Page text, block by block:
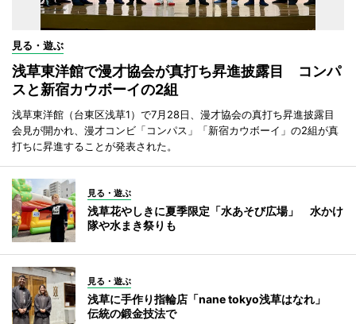
見る・遊ぶ
浅草東洋館で漫才協会が真打ち昇進披露目 コンパ
スと新宿カウボーイの2組
浅草東洋館（台東区浅草1）で7月28日、漫才協会の真打ち昇進披露目
会見が開かれ、漫才コンビ「コンパス」「新宿カウボーイ」の2組が真
打ちに昇進することが発表された。
見る・遊ぶ
浅草花やしきに夏季限定「水あそび広場」 水かけ
隊や水まき祭りも
見る・遊ぶ
浅草に手作り指輪店「nane tokyo浅草はなれ」
伝統の鍛金技法で